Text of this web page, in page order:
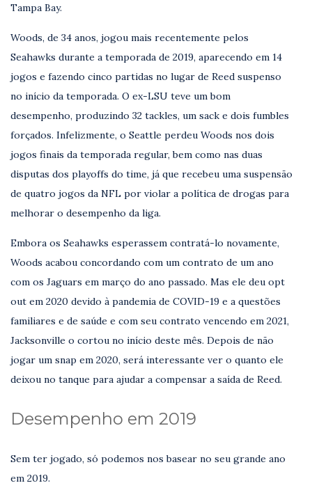
Tampa Bay.
Woods, de 34 anos, jogou mais recentemente pelos
Seahawks durante a temporada de 2019, aparecendo em 14
jogos e fazendo cinco partidas no lugar de Reed suspenso
no início da temporada. O ex-LSU teve um bom
desempenho, produzindo 32 tackles, um sack e dois fumbles
forçados. Infelizmente, o Seattle perdeu Woods nos dois
jogos finais da temporada regular, bem como nas duas
disputas dos playoffs do time, já que recebeu uma suspensão
de quatro jogos da NFL por violar a política de drogas para
melhorar o desempenho da liga.
Embora os Seahawks esperassem contratá-lo novamente,
Woods acabou concordando com um contrato de um ano
com os Jaguars em março do ano passado. Mas ele deu opt
out em 2020 devido à pandemia de COVID-19 e a questões
familiares e de saúde e com seu contrato vencendo em 2021,
Jacksonville o cortou no início deste mês. Depois de não
jogar um snap em 2020, será interessante ver o quanto ele
deixou no tanque para ajudar a compensar a saída de Reed.
Desempenho em 2019
Sem ter jogado, só podemos nos basear no seu grande ano
em 2019.